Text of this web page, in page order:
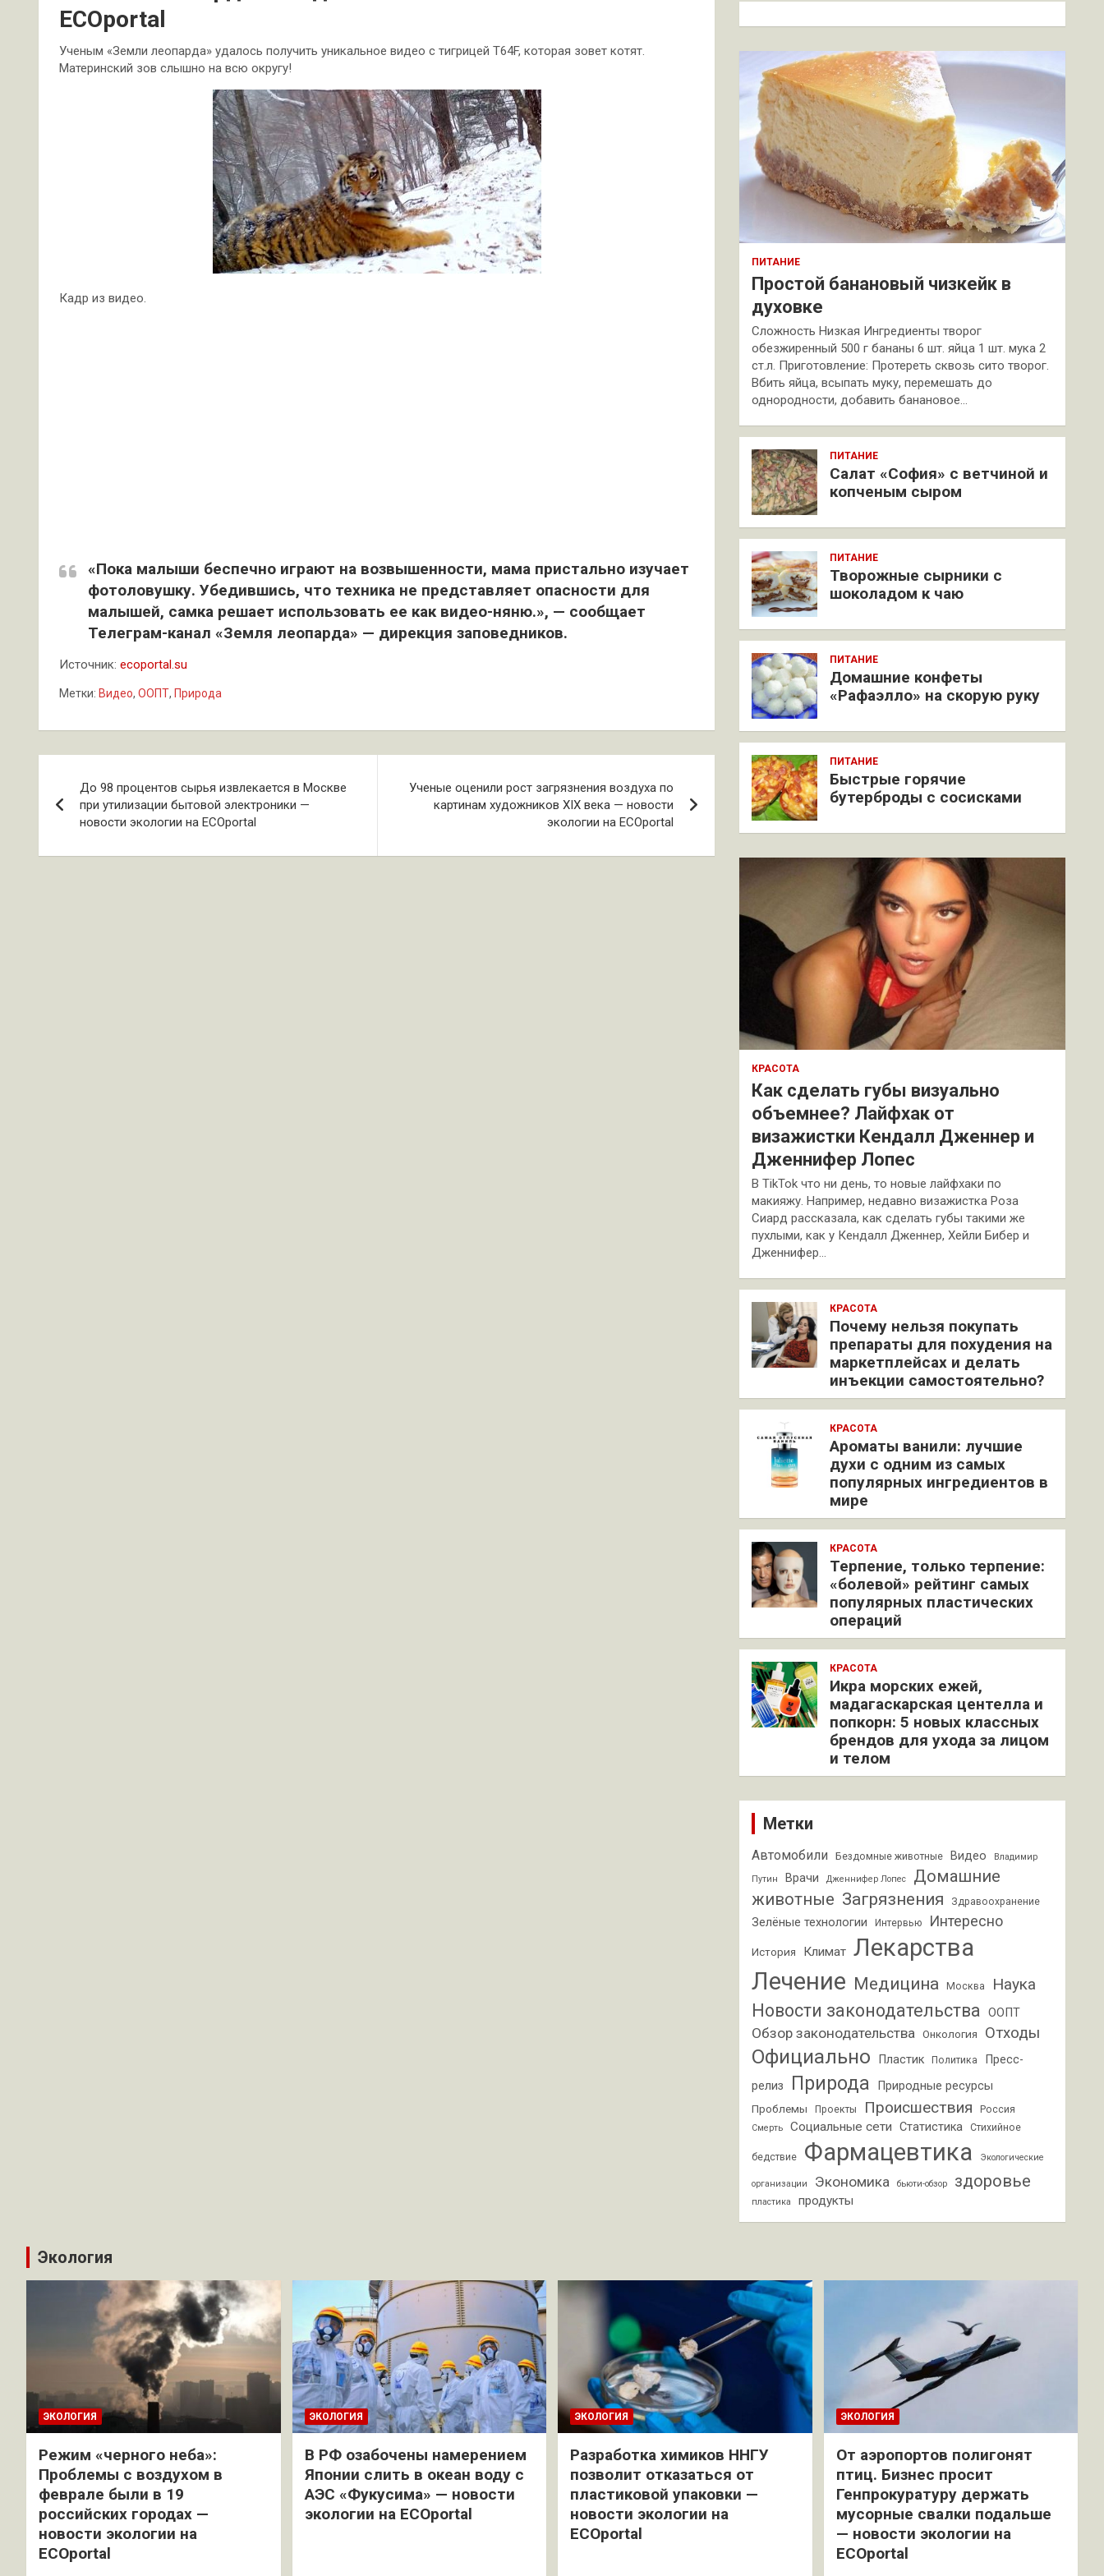
ECOportal
Ученым «Земли леопарда» удалось получить уникальное видео с тигрицей T64F, которая зовет котят.
Материнский зов слышно на всю округу!
Кадр из видео.
«Пока малыши беспечно играют на возвышенности, мама пристально изучает
фотоловушку. Убедившись, что техника не представляет опасности для
малышей, самка решает использовать ее как видео-няню.», — сообщает
Телеграм-канал «Земля леопарда» — дирекция заповедников.
Источник: ecoportal.su
Метки: Видео, ООПТ, Природа
по
До 98 процентов сырья извлекается в Москве
при утилизации бытовой электроники —
новости экологии на ECOportal
Ученые оценили рост загрязнения воздуха по
картинам художников XIX века — новости
экологии на ECOportal
к
ПИТАНИЕ
Простой банановый чизкейк в
духовке
Сложность Низкая Ингредиенты творог
обезжиренный 500 г бананы 6 шт. яйца 1 шт. мука 2
ст.л. Приготовление: Протереть сквозь сито творог.
Вбить яйца, всыпать муку, перемешать до
однородности, добавить банановое…
ПИТАНИЕ
Салат «София» с ветчиной и
копченым сыром
ПИТАНИЕ
Творожные сырники с
шоколадом к чаю
ПИТАНИЕ
Домашние конфеты
«Рафаэлло» на скорую руку
ПИТАНИЕ
Быстрые горячие
бутерброды с сосисками
КРАСОТА
Как сделать губы визуально
объемнее? Лайфхак от
визажистки Кендалл Дженнер и
Дженнифер Лопес
В TikTok что ни день, то новые лайфхаки по
макияжу. Например, недавно визажистка Роза
Сиард рассказала, как сделать губы такими же
пухлыми, как у Кендалл Дженнер, Хейли Бибер и
Дженнифер…
КРАСОТА
Почему нельзя покупать
препараты для похудения на
маркетплейсах и делать
инъекции самостоятельно?
КРАСОТА
Ароматы ванили: лучшие
духи с одним из самых
популярных ингредиентов в
мире
КРАСОТА
Терпение, только терпение:
«болевой» рейтинг самых
популярных пластических
операций
КРАСОТА
Икра морских ежей,
мадагаскарская центелла и
попкорн: 5 новых классных
брендов для ухода за лицом
и телом
Метки
Автомобили Бездомные животные Видео Владимир
Путин Врачи Дженнифер Лопес
Домашние
животные Загрязнения Здравоохранение
Зелёные технологии Интервью Интересно
История Климат Лекарства
Лечение Медицина Москва Наука
Новости законодательства ООПТ
Обзор законодательства Онкология Отходы
Официально Пластик Политика
Пресс-
релиз
Природа Природные ресурсы
Проблемы Проекты Происшествия Россия
Смерть Социальные сети Статистика Стихийное
бедствие Фармацевтика Экологические
организации Экономика бьюти-обзор здоровье
пластика продукты
Экология
ЭКОЛОГИЯ
Режим «черного неба»:
Проблемы с воздухом в
феврале были в 19
российских городах —
новости экологии на
ECOportal
ЭКОЛОГИЯ
В РФ озабочены намерением
Японии слить в океан воду с
АЭС «Фукусима» — новости
экологии на ECOportal
ЭКОЛОГИЯ
Разработка химиков ННГУ
позволит отказаться от
пластиковой упаковки —
новости экологии на
ECOportal
ЭКОЛОГИЯ
От аэропортов полигонят
птиц. Бизнес просит
Генпрокуратуру держать
мусорные свалки подальше
— новости экологии на
ECOportal